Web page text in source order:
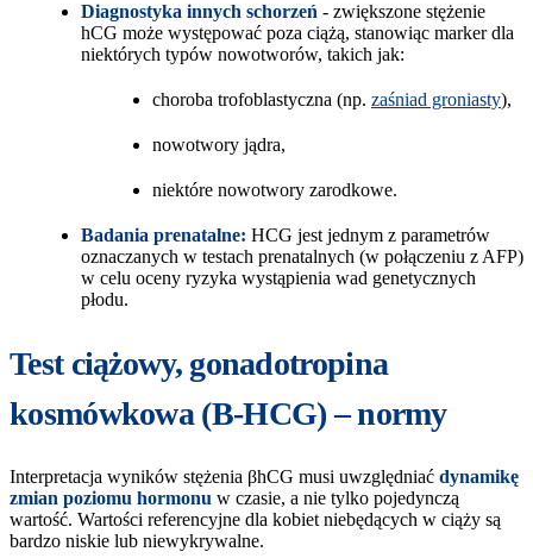
Diagnostyka innych schorzeń - zwiększone stężenie
hCG może występować poza ciążą, stanowiąc marker dla
niektórych typów nowotworów, takich jak:
choroba trofoblastyczna (np. zaśniad groniasty),
nowotwory jądra,
niektóre nowotwory zarodkowe.
Badania prenatalne: HCG jest jednym z parametrów
oznaczanych w testach prenatalnych (w połączeniu z AFP)
w celu oceny ryzyka wystąpienia wad genetycznych
płodu.
Test ciążowy, gonadotropina
kosmówkowa (B-HCG) – normy
Interpretacja wyników stężenia βhCG musi uwzględniać dynamikę
zmian poziomu hormonu w czasie, a nie tylko pojedynczą
wartość. Wartości referencyjne dla kobiet niebędących w ciąży są
bardzo niskie lub niewykrywalne.